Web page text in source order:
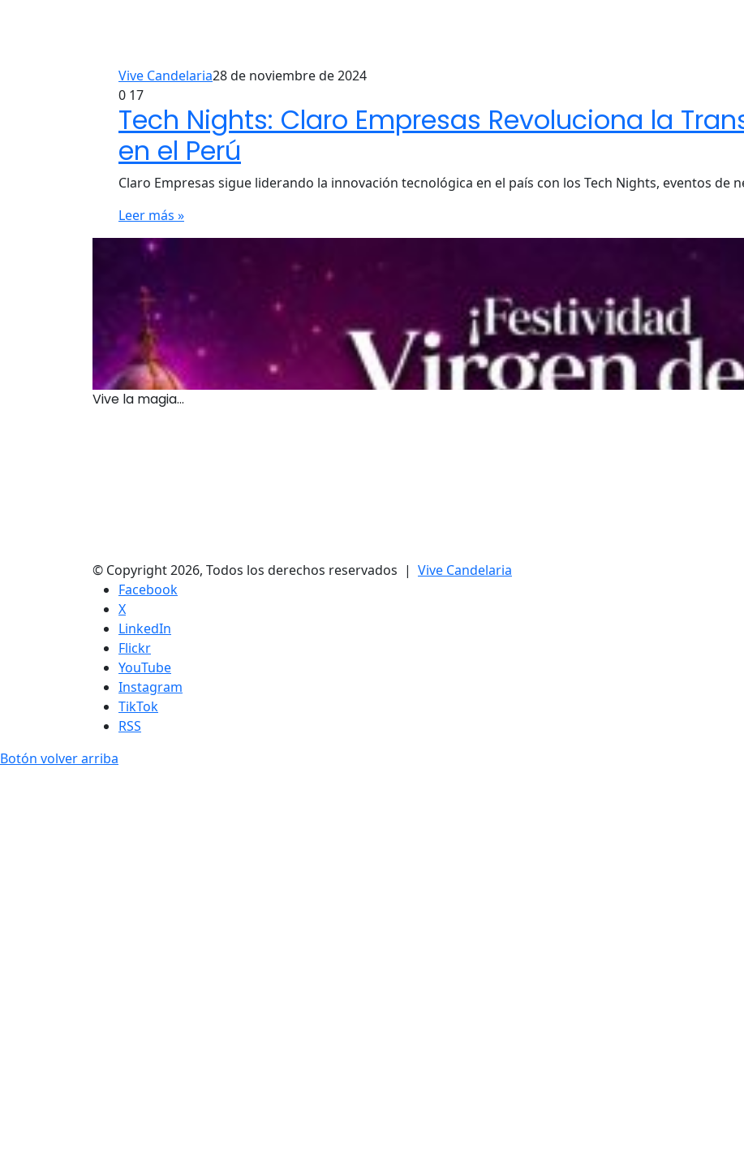
Vive Candelaria28 de noviembre de 2024
0 17
Tech Nights: Claro Empresas Revoluciona la
en el Perú
Claro Empresas sigue liderando la innovación tecnológica en el país con los Tech Nights, eventos
Leer más »
Vive la magia...
© Copyright 2026, Todos los derechos reservados | Vive Candelaria
Facebook
X
LinkedIn
Flickr
YouTube
Instagram
TikTok
RSS
Botón volver arriba